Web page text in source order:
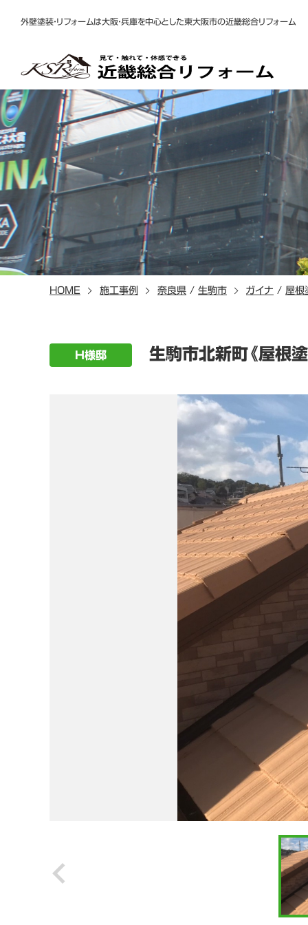
外壁塗装・リフォームは大阪・兵庫を中心とした東大阪市の近畿総合リフォーム
HOME 施工事例 奈良県 / 生駒市 ガイナ / 屋根
H様邸 生駒市北新町《屋根